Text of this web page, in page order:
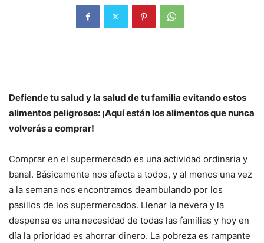
Defiende tu salud y la salud de tu familia evitando estos
alimentos peligrosos: ¡Aquí están los alimentos que nunca
volverás a comprar!
Comprar en el supermercado es una actividad ordinaria y
banal. Básicamente nos afecta a todos, y al menos una vez
a la semana nos encontramos deambulando por los
pasillos de los supermercados. Llenar la nevera y la
despensa es una necesidad de todas las familias y hoy en
día la prioridad es ahorrar dinero. La pobreza es rampante